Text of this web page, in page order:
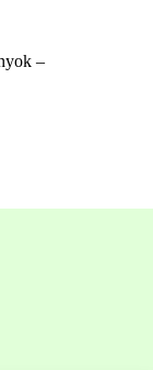
–